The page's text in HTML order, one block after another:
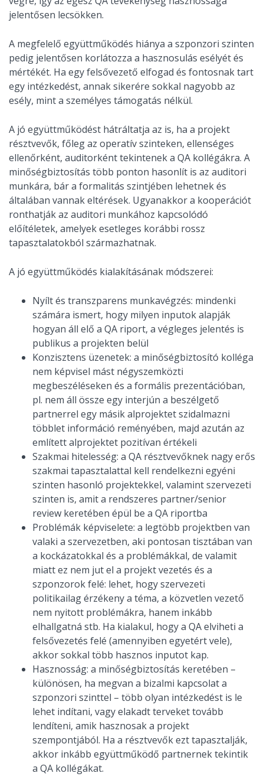
jelentősen lecsökken.
A megfelelő együttműködés hiánya a szponzori szinten
pedig jelentősen korlátozza a hasznosulás esélyét és
mértékét. Ha egy felsővezető elfogad és fontosnak tart
egy intézkedést, annak sikerére sokkal nagyobb az
esély, mint a személyes támogatás nélkül.
A jó együttműködést hátráltatja az is, ha a projekt
résztvevők, főleg az operatív szinteken, ellenséges
ellenőrként, auditorként tekintenek a QA kollégákra. A
minőségbiztosítás több ponton hasonlít is az auditori
munkára, bár a formalitás szintjében lehetnek és
általában vannak eltérések. Ugyanakkor a kooperációt
ronthatják az auditori munkához kapcsolódó
előítéletek, amelyek esetleges korábbi rossz
tapasztalatokból származhatnak.
A jó együttműködés kialakításának módszerei:
Nyílt és transzparens munkavégzés: mindenki
számára ismert, hogy milyen inputok alapják
hogyan áll elő a QA riport, a végleges jelentés is
publikus a projekten belül
Konzisztens üzenetek: a minőségbiztosító kolléga
nem képvisel mást négyszemközti
megbeszéléseken és a formális prezentációban,
pl. nem áll össze egy interjún a beszélgető
partnerrel egy másik alprojektet szidalmazni
többlet információ reményében, majd azután az
említett alprojektet pozitívan értékeli
Szakmai hitelesség: a QA résztvevőknek nagy erős
szakmai tapasztalattal kell rendelkezni egyéni
szinten hasonló projektekkel, valamint szervezeti
szinten is, amit a rendszeres partner/senior
review keretében épül be a QA riportba
Problémák képviselete: a legtöbb projektben van
valaki a szervezetben, aki pontosan tisztában van
a kockázatokkal és a problémákkal, de valamit
miatt ez nem jut el a projekt vezetés és a
szponzorok felé: lehet, hogy szervezeti
politikailag érzékeny a téma, a közvetlen vezető
nem nyitott problémákra, hanem inkább
elhallgatná stb. Ha kialakul, hogy a QA elviheti a
felsővezetés felé (amennyiben egyetért vele),
akkor sokkal több hasznos inputot kap.
Hasznosság: a minőségbiztosítás keretében –
különösen, ha megvan a bizalmi kapcsolat a
szponzori szinttel – több olyan intézkedést is le
lehet indítani, vagy elakadt terveket tovább
lendíteni, amik hasznosak a projekt
szempontjából. Ha a résztvevők ezt tapasztalják,
akkor inkább együttműködő partnernek tekintik
a QA kollégákat.